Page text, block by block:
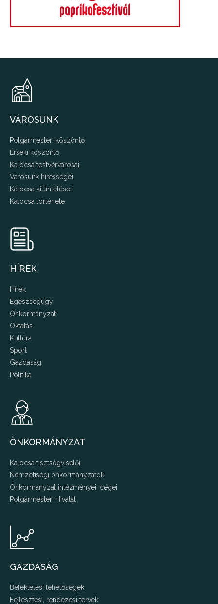
VÁROSUNK
Polgármesteri köszöntő
Érseki köszöntő
Kalocsa testvérvárosai
Városunk hírességei
Kalocsa kitüntetései
Kalocsa története
HÍREK
Hírek
Egészségügy
Önkormányzat
Oktatás
Kultúra
Sport
Gazdaság
Politika
ÖNKORMÁNYZAT
Kalocsa tisztségviselői
Nemzetiségi önkormányzatok
Önkormányzat intézményei, cégei
Polgármesteri Hivatal
GAZDASÁG
Befektetési lehetőségek
Fejlesztési, rendezési tervek